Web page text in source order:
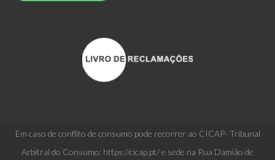
Em caso de conflito de consumo pode recorrer ao CICAP- Tribunal
Arbitral do Consumo: https://cicap.pt/ e sede na Rua Damião de